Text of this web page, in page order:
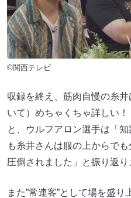
©関西テレビ
収録を終え、筋肉自慢の糸
いて）めちゃくちゃ詳しい
と、ウルフアロン選手は「
も糸井さんは服の上からで
圧倒されました」と振り返り
また”常連客”として場を盛